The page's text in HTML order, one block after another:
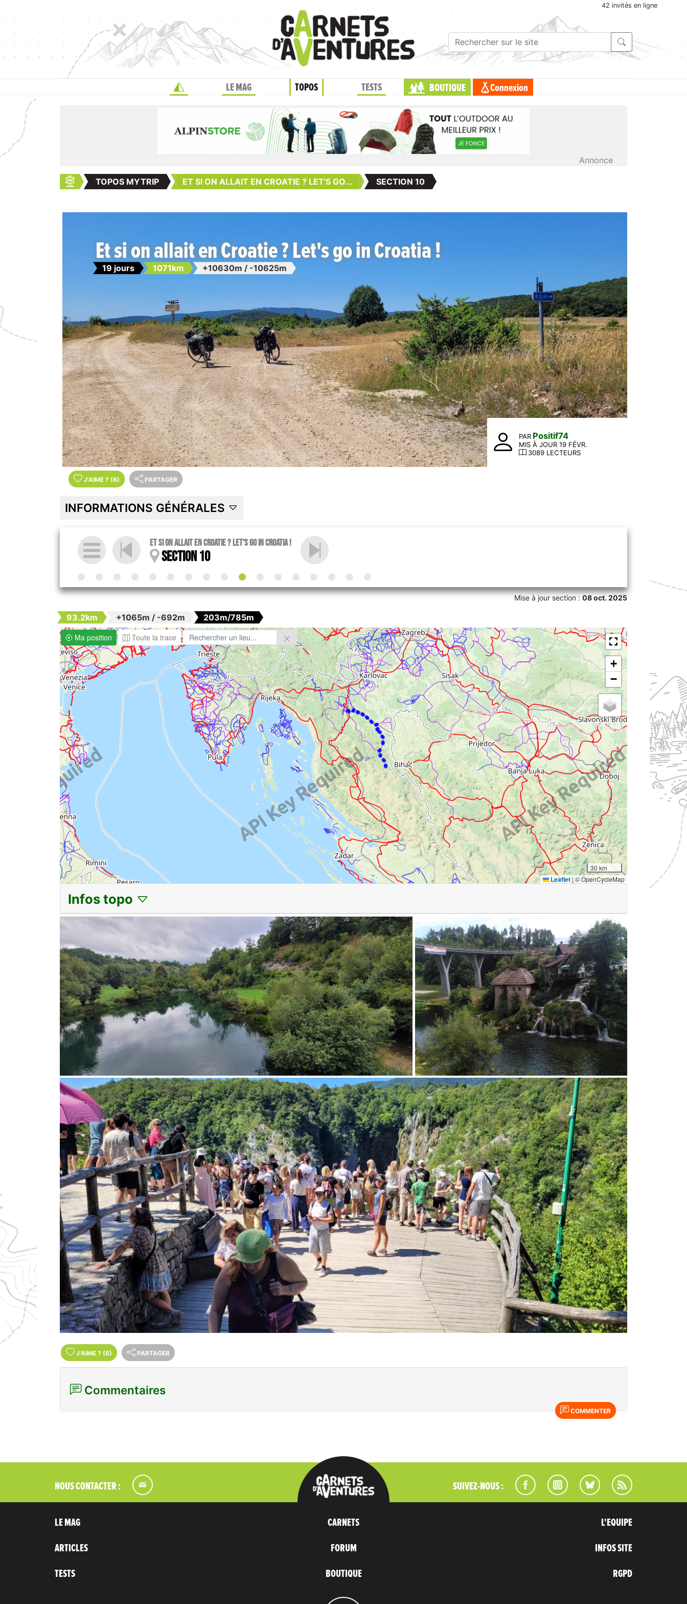
42 invités en ligne
LE MAG TOPOS TESTS BOUTIQUE Connexion
Annonce
TOPOS MYTRIP ET SI ON ALLAIT EN CROATIE ? LET'S GO... SECTION 10
Et si on allait en Croatie ? Let's go in Croatia !
19 jours 1071km +10630m / -10625m
PAR Positif74
MIS À JOUR 19 FÉVR.
3089 LECTEURS
J'AIME ? (6) PARTAGER
INFORMATIONS GÉNÉRALES
Et si on allait en Croatie ? Let's go in Croatia !
Section 10
Mise à jour section :08 oct. 2025
93.2km +1065m / -692m
203m/785m
Ma position
Toute la trace
+
−
30 km
Leaflet | © OpenCycleMap
Infos topo
J'AIME ? (6) PARTAGER
Commentaires
COMMENTER
NOUS CONTACTER : SUIVEZ-NOUS :
LE MAG
ARTICLES
TESTS
CARNETS
FORUM
BOUTIQUE
L'EQUIPE
INFOS SITE
RGPD